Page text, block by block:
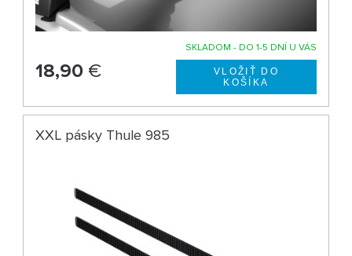
SKLADOM - DO 1-5 DNÍ U VÁS
18,90 €
XXL pásky Thule 985